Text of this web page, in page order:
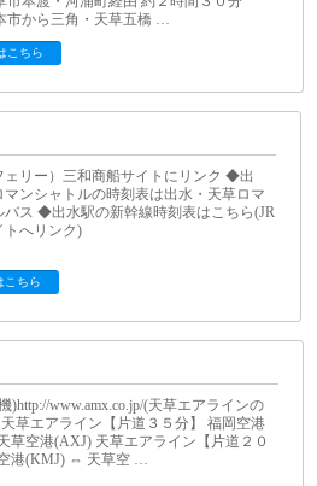
市から三角・天草五橋 …
こちら
リー）三和商船サイトにリンク ◆出
マンシャトルの時刻表は出水・天草ロマ
バス ◆出水駅の新幹線時刻表はこちら(JR
トへリンク)
こちら
)http://www.amx.co.jp/(天草エアラインの
草エアライン【片道３５分】 福岡空港
草空港(AXJ) 天草エアライン【片道２０
港(KMJ) ⇔ 天草空 …